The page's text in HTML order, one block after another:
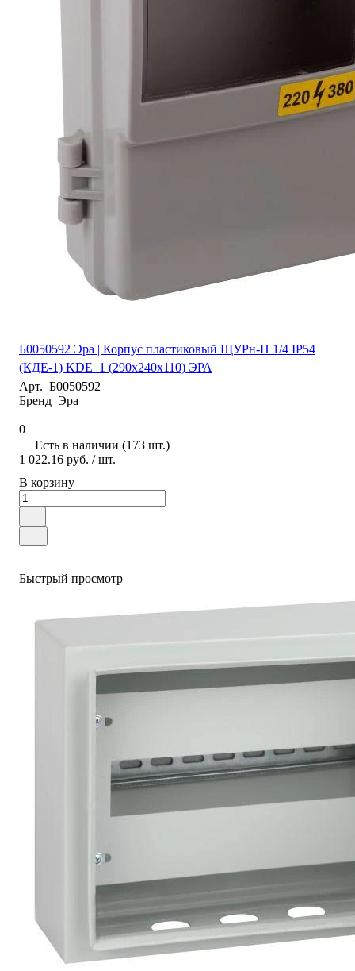
Б0050592 Эра | Корпус пластиковый ЩУРн-П 1/4 IP54
(КДЕ-1) KDE_1 (290х240х110) ЭРА
Арт. Б0050592
Бренд Эра
0
Есть в наличии (173 шт.)
1 022.16 руб. / шт.
В корзину
Быстрый просмотр